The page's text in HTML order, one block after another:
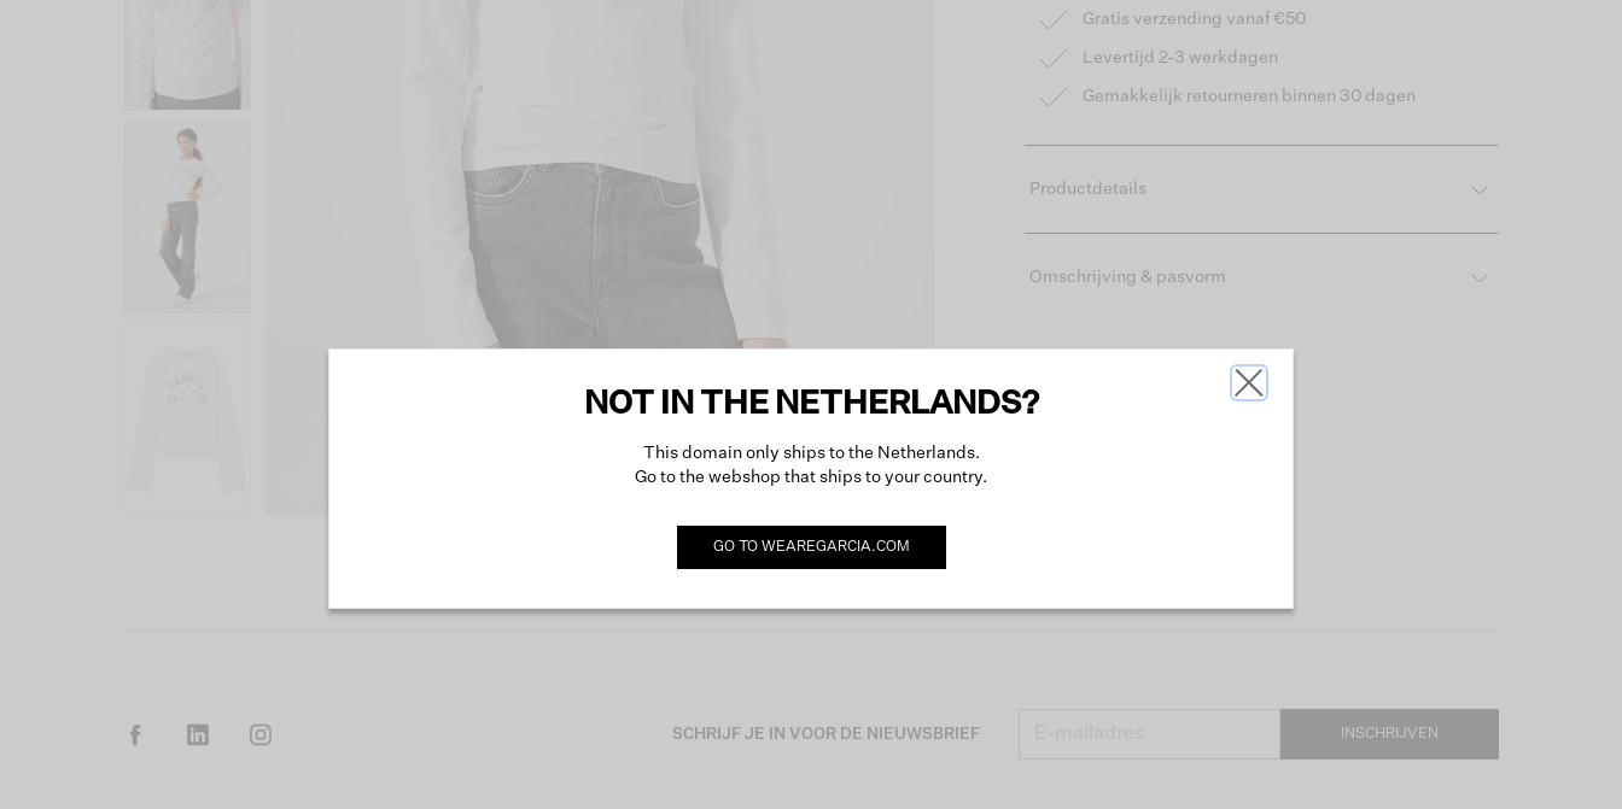
Gratis verzending vanaf €50
Levertijd 2-3 werkdagen
Gemakkelijk retourneren binnen 30 dagen
Productdetails
Omschrijving & pasvorm
SCHRIJF JE IN VOOR DE NIEUWSBRIEF INSCHRIJVEN
NOT IN THE NETHERLANDS?
This domain only ships to the Netherlands.
Go to the webshop that ships to your country.
GO TO WEAREGARCIA.COM